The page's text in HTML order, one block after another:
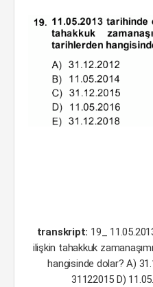
transkript: 19_
ilişkin tahakkuk
hangisinde dolar? A)
31122015 D)